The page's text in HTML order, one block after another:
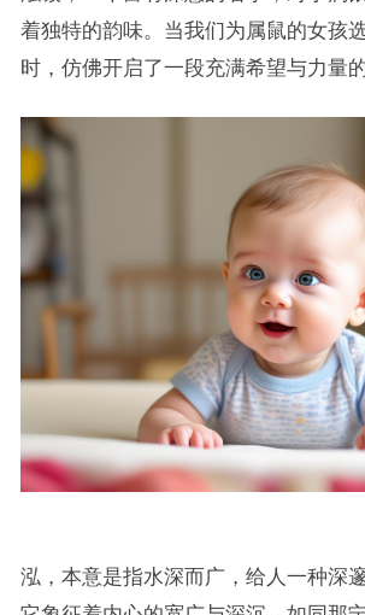
着独特的韵味。当我们为属鼠的女孩
时，仿佛开启了一段充满希望与力量
泓，本意是指水深而广，给人一种深